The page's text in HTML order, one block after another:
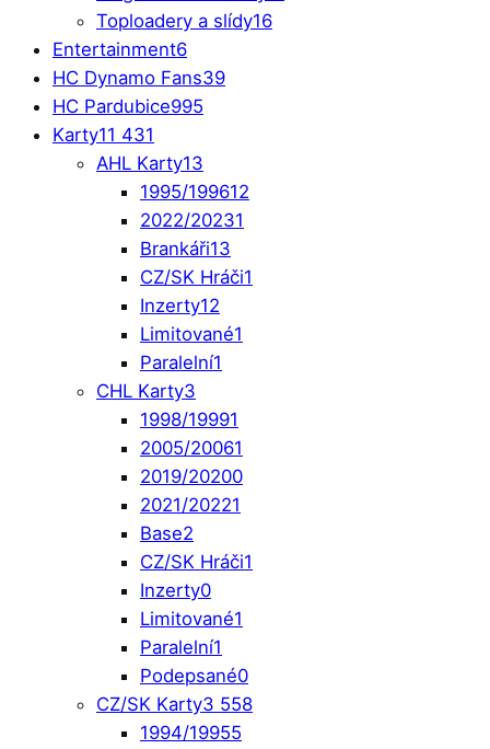
Toploadery a slídy16
Entertainment6
HC Dynamo Fans39
HC Pardubice995
Karty11 431
AHL Karty13
1995/199612
2022/20231
Brankáři13
CZ/SK Hráči1
Inzerty12
Limitované1
Paralelní1
CHL Karty3
1998/19991
2005/20061
2019/20200
2021/20221
Base2
CZ/SK Hráči1
Inzerty0
Limitované1
Paralelní1
Podepsané0
CZ/SK Karty3 558
1994/19955